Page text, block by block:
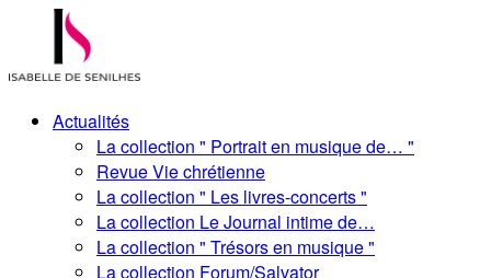
Actualités
La collection " Portrait en musique de… "
Revue Vie chrétienne
La collection " Les livres-concerts "
La collection Le Journal intime de…
La collection " Trésors en musique "
La collection Forum/Salvator